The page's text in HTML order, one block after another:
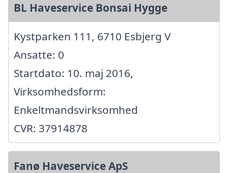
BL Haveservice Bonsai Hygge
Kystparken 111, 6710 Esbjerg V
Ansatte: 0
Startdato: 10. maj 2016,
Virksomhedsform:
Enkeltmandsvirksomhed
CVR: 37914878
Fanø Haveservice ApS